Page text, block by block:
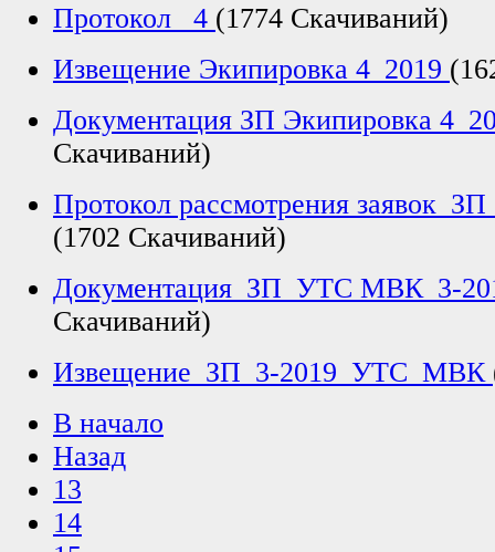
Протокол _4 (1774 Скачиваний)
Извещение Экипировка 4_2019
Документация ЗП Экипировка
Скачиваний)
Протокол рассмотрения
(1702 Скачиваний)
Документация_ЗП_УТС МВК_3-
Скачиваний)
Извещение_ЗП_3-2019_УТС_МВК
В начало
Назад
13
14